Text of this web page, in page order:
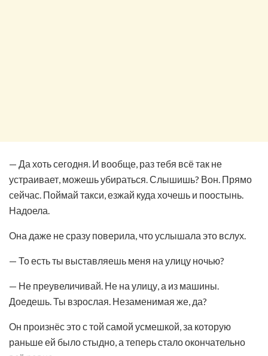
— Да хоть сегодня. И вообще, раз тебя всё так не
устраивает, можешь убираться. Слышишь? Вон. Прямо
сейчас. Поймай такси, езжай куда хочешь и поостынь.
Надоела.
Она даже не сразу поверила, что услышала это вслух.
— То есть ты выставляешь меня на улицу ночью?
— Не преувеличивай. Не на улицу, а из машины.
Доедешь. Ты взрослая. Незаменимая же, да?
Он произнёс это с той самой усмешкой, за которую
раньше ей было стыдно, а теперь стало окончательно